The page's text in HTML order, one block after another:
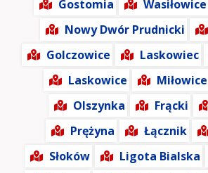
Gostomia
Wasiłowice
Nowy Dwór Prudnicki
Golczowice
Laskowiec
Laskowice
Miłowice
Olszynka
Frącki
Prężyna
Łącznik
Słoków
Ligota Bialska